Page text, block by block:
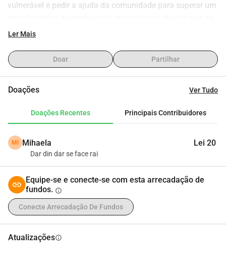
vulnerável e pedir a ajuda da comunidade para superar um
tornaram impossíveis de gerenciar sozinha.
Nunca imaginei que chegaria a este ponto, mas a pressão
financeira começou a afetar minha saúde mental e minha
apenas meu marido trabalha, temos também 2 filhos de 5
despesas mensais.
pode doar, por favor, compartilhe esta história. Uma
partilha pode chegar à pessoa que tem a possibilidade de
por menor que seja (o preço de um café), faz uma enorme
diferença para mim.
Agradeço antecipadamente pela bondade, pela falta de
começo.
Com respeito, Savin Georgiana
Ler Mais
Doar Partilhar
Doações Ver Tudo
Doações Recentes Principais Contribuidores
MI Mihaela Lei 20
Dar din dar se face rai
Equipe-se e conecte-se com esta arrecadação de
fundos. info
Conecte Arrecadação De Fundos
Atualizaçõesinfo